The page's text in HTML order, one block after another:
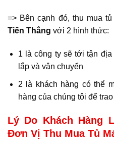
=> Bên cạnh đó, thu mua
Tiến Thắng với 2 hình thức:
1 là công ty sẽ tới tận
lắp và vận chuyển
2 là khách hàng có thể
hàng của chúng tôi để
Lý Do Khách Hàng
Đơn Vị Thu Mua Tủ